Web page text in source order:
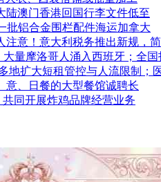
陆澳门香港回国行李文件低至
批铝合金围栏配件海运加拿大
注意！意大利税务推出新规，
大量摩洛哥人涌入西班牙；全国
地扩大短租管控与人流限制；
意、日餐的大型餐馆诚聘长
同开展炸鸡品牌经营业务